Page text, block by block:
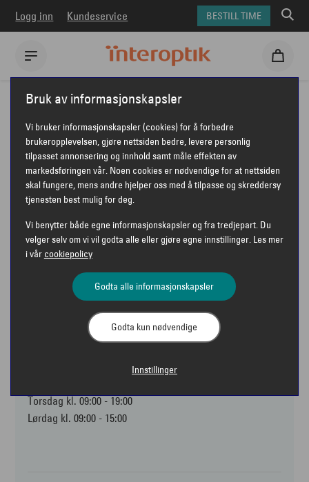
Logg inn Kundeservice BESTILL TIME
Interoptik
INTEROPTIK EVENSEN &
RØNNING - MOSS
Interoptik Evensen & Rønning - Moss
Dronningensgt. 14
Torsdag kl. 09:00 - 19:00
Lørdag kl. 09:00 - 15:00
Bruk av informasjonskapsler
Vi bruker informasjonskapsler (cookies) for å forbedre
brukeropplevelsen, gjøre nettsiden bedre, levere personlig
tilpasset annonsering og innhold samt måle effekten av
markedsføringen vår. Noen cookies er nødvendige for at nettsiden
skal fungere, mens andre hjelper oss med å tilpasse og skreddersy
tjenesten best mulig for deg.
Vi benytter både egne informasjonskapsler og fra tredjepart. Du
velger selv om vi vil godta alle eller gjøre egne innstillinger. Les mer
i vår cookiepolicy
Godta alle informasjonskapsler
Godta kun nødvendige
Innstillinger